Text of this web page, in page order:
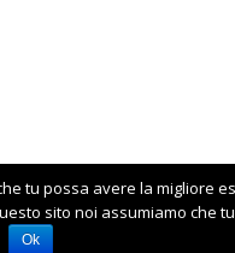
tu possa avere la migliore
sito noi assumiamo che
Ok